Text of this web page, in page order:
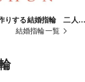
りする結婚指輪 二人の
ハートとイニシャルの
結婚指輪一覧